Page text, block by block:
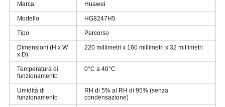
Marca Huawei
Modello HG8247H5
Tipo Percorso
Dimensioni (H x W
x D)
220 millimetri x 160 millimetri x 32 millimetri
Temperatura di
funzionamento
0°C a 40°C
Umidità di
funzionamento
RH di 5% al RH di 95% (senza
condensazione)